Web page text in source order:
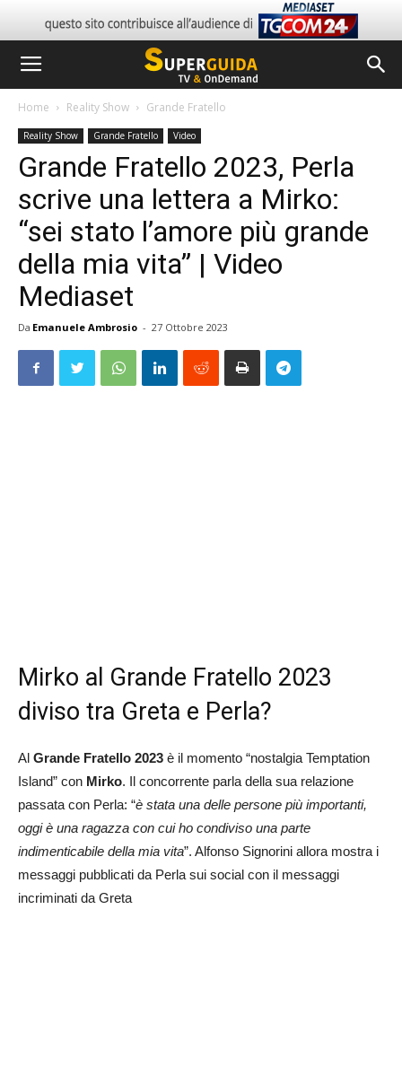
Home Reality Show Grande Fratello
Reality Show Grande Fratello Video
Grande Fratello 2023, Perla
scrive una lettera a Mirko:
“sei stato l’amore più grande
della mia vita” | Video
Mediaset
Da Emanuele Ambrosio - 27 Ottobre 2023
Mirko al Grande Fratello 2023
diviso tra Greta e Perla?
Al Grande Fratello 2023 è il momento “nostalgia Temptation
Island” con Mirko. Il concorrente parla della sua relazione
passata con Perla: “è stata una delle persone più importanti,
oggi è una ragazza con cui ho condiviso una parte
indimenticabile della mia vita”. Alfonso Signorini allora mostra i
messaggi pubblicati da Perla sui social con il messaggi
incriminati da Greta